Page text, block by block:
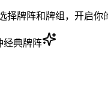
择牌阵和牌组，开启你
经典牌阵